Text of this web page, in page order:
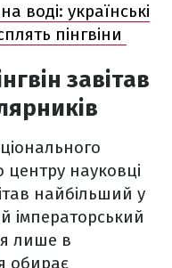
воді: українські
пінгвіни
завітав
науковці
найбільший у
імператорський
лише в
обирає